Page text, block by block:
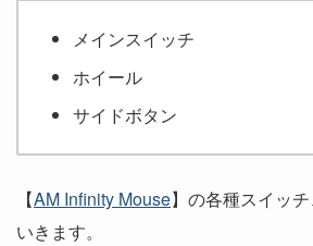
メインスイッチ
ホイール
サイドボタン
【AM Infinity Mouse】の各種スイッ
いきます。